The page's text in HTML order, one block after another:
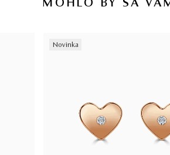
MOHLO BY SA
Novinka